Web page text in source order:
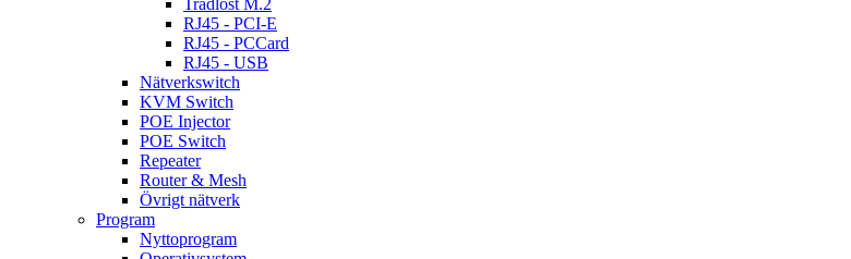
Trådlöst M.2
RJ45 - PCI-E
RJ45 - PCCard
RJ45 - USB
Nätverkswitch
KVM Switch
POE Injector
POE Switch
Repeater
Router & Mesh
Övrigt nätverk
Program
Nyttoprogram